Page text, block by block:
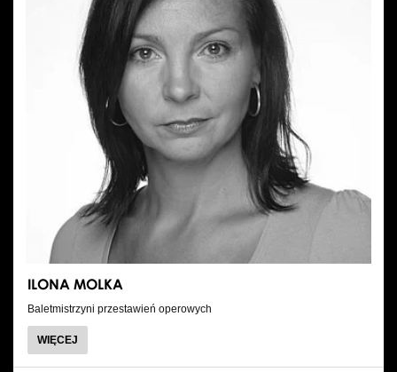
ILONA MOLKA
Baletmistrzyni przestawień operowych
WIĘCEJ
ILONA